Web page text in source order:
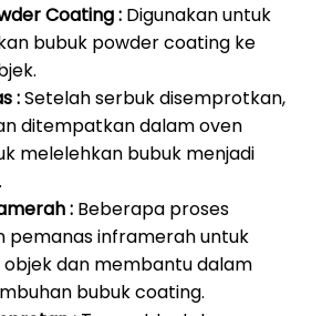
Coating : Digunakan untuk
bubuk powder coating ke
:Setelah serbuk disemprotkan,
ditempatkan dalam oven
melelehkan bubuk menjadi
: Beberapa proses
pemanas inframerah untuk
dan membantu dalam
bubuk coating.